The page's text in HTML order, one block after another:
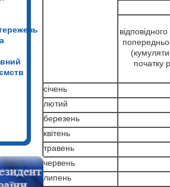
початку
січень
лютий
березень
квітень
травень
червень
липень